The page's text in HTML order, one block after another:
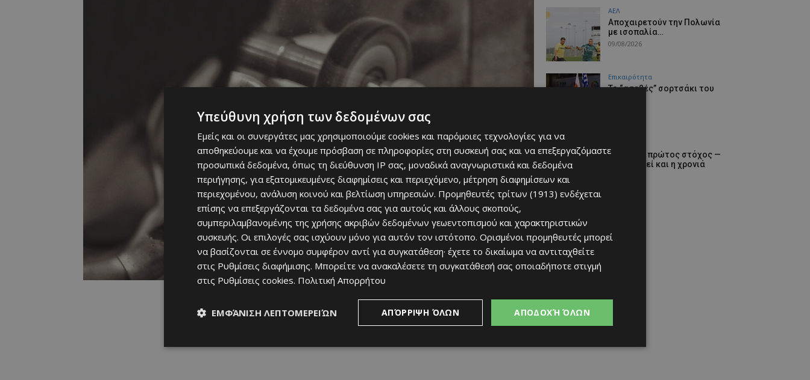
ΑΕΛ
Aποχαιρετούν την Πολωνία
με ισοπαλία…
09/08/2026
Επικαιρότητα
Το “ασεβές” σορτσάκι του
Χάθηκε ο πρώτος στόχος —
να μη χαθεί και η χρονιά
Υπεύθυνη χρήση των δεδομένων σας
Εμείς και οι συνεργάτες μας χρησιμοποιούμε cookies και παρόμοιες τεχνολογίες για να
αποθηκεύουμε και να έχουμε πρόσβαση σε πληροφορίες στη συσκευή σας και να επεξεργαζόμαστε
προσωπικά δεδομένα, όπως τη διεύθυνση IP σας, μοναδικά αναγνωριστικά και δεδομένα
περιήγησης, για εξατομικευμένες διαφημίσεις και περιεχόμενο, μέτρηση διαφημίσεων και
περιεχομένου, ανάλυση κοινού και βελτίωση υπηρεσιών. Προμηθευτές τρίτων (1913) ενδέχεται
επίσης να επεξεργάζονται τα δεδομένα σας για αυτούς και άλλους σκοπούς,
συμπεριλαμβανομένης της χρήσης ακριβών δεδομένων γεωεντοπισμού και χαρακτηριστικών
συσκευής. Οι επιλογές σας ισχύουν μόνο για αυτόν τον ιστότοπο. Ορισμένοι προμηθευτές μπορεί
να βασίζονται σε έννομο συμφέρον αντί για συγκατάθεση· έχετε το δικαίωμα να αντιταχθείτε
στις Ρυθμίσεις διαφήμισης. Μπορείτε να ανακαλέσετε τη συγκατάθεσή σας οποιαδήποτε στιγμή
στις Ρυθμίσεις cookies. Πολιτική Απορρήτου
ΑΠΟΔΟΧΉ ΌΛΩΝ
ΑΠΌΡΡΙΨΗ ΌΛΩΝ
ΕΜΦΆΝΙΣΗ ΛΕΠΤΟΜΕΡΕΙΏΝ